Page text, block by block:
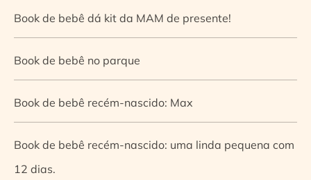
Book de bebê dá kit da MAM de presente!
Book de bebê no parque
Book de bebê recém-nascido: Max
Book de bebê recém-nascido: uma linda pequena com
12 dias.